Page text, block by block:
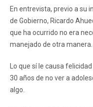
En entrevista, previo a su
de Gobierno, Ricardo
que ha ocurrido no era
manejado de otra manera.
Lo que sí le causa
30 años de no ver a
algo.